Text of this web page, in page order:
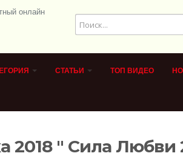
СТАТЬИ ТОП ВИДЕО
2018 " Сила Любви